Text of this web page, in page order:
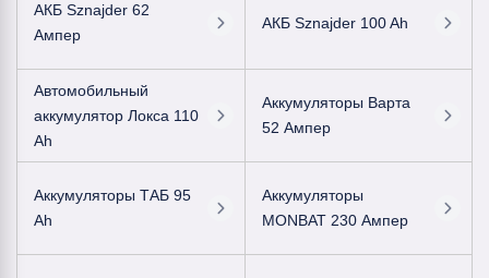
АКБ Sznajder 62
Ампер
АКБ Sznajder 100 Ah
Автомобильный
аккумулятор Локса 110
Ah
Аккумуляторы Варта
52 Ампер
Аккумуляторы ТАБ 95
Ah
Аккумуляторы
MONBAT 230 Ампер